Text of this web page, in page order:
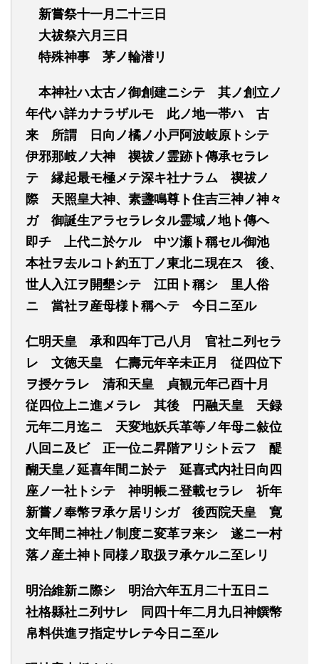
新嘗祭十一月二十三日
大祓祭六月三日
特殊神事
茅ノ輪潜リ
本神社ハ太古ノ御創建ニシテ
其ノ創立ノ
年代ハ詳カナラザルモ
此ノ地一帯ハ
古
来
所謂
日向ノ橘ノ小戸阿波岐原トシテ
伊邪那岐ノ大神
禊祓ノ霊跡ト傳承セラレ
テ
縁起最モ極メテ深キ社ナラム
禊祓ノ
際
天照皇大神、素盞鳴尊ト住吉三神ノ神々
ガ
御誕生アラセラレタル霊域ノ地ト傳ヘ
即チ
上代ニ於ケル
中ツ瀬ト稱セル御池
本社ヲ去ルコト約五丁ノ東北ニ現在ス
後、
世人入江ヲ開墾シテ
江田ト稱シ
里人俗
ニ
當社ヲ産母様ト稱ヘテ 今日ニ至ル
仁明天皇 承和四年丁己八月
官社ニ列セラ
レ
文徳天皇 仁壽元年辛未正月
従四位下
ヲ授ケラレ
清和天皇
貞観元年己酉十月
従四位上ニ進メラレ
其後 円融天皇
天録
元年二月迄ニ
天変地妖兵革等ノ年母ニ敍位
八回ニ及ビ
正一位ニ昇階アリシト云フ
醍
醐天皇ノ延喜年間ニ於テ
延喜式内社日向四
座ノ一社トシテ
神明帳ニ登載セラレ
祈年
新嘗ノ奉幣ヲ承ケ居リシガ
後西院天皇
寛
文年間ニ神社ノ制度ニ変革ヲ来シ
遂ニ一村
落ノ産土神ト同様ノ取扱ヲ承ケルニ至レリ
明治維新ニ際シ
明治六年五月二十五日ニ
社格縣社ニ列サレ
同四十年二月九日神饌幣
帛料供進ヲ指定サレテ今日ニ至ル